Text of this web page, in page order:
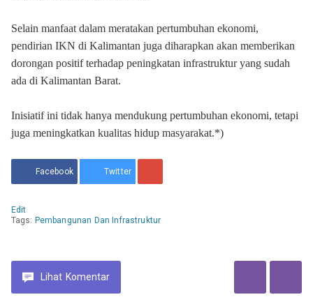
Selain manfaat dalam meratakan pertumbuhan ekonomi,
pendirian IKN di Kalimantan juga diharapkan akan memberikan
dorongan positif terhadap peningkatan infrastruktur yang sudah
ada di Kalimantan Barat.
Inisiatif ini tidak hanya mendukung pertumbuhan ekonomi, tetapi
juga meningkatkan kualitas hidup masyarakat.*)
Facebook Twitter
Edit
Tags: Pembangunan Dan Infrastruktur
Lihat Komentar